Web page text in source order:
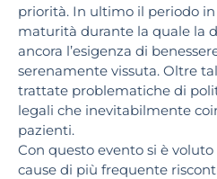
priorità. In ultimo il periodo in
maturità durante la quale la
ancora l’esigenza di
serenamente vissuta. Oltre
trattate problematiche di
legali che inevitabilmente
pazienti.
Con questo evento si è
cause di più frequente